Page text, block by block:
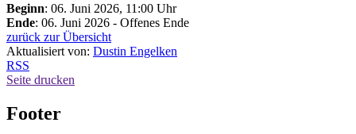
Beginn: 06. Juni 2026, 11:00 Uhr
Ende: 06. Juni 2026 - Offenes Ende
zurück zur Übersicht
Aktualisiert von: Dustin Engelken
RSS
Seite drucken
Footer